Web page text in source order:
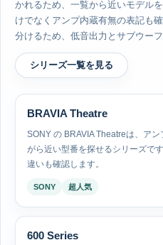
かれるため、一覧から近いモデル
けでなくアンプ内蔵有無の表記も
分けるため、低音出力とサブウー
シリーズ一覧を見る
BRAVIA Theatre
SONY の BRAVIA Theatreは、ア
がら近い型番を探せるシリーズで
違いも確認します。
SONY 超人気
600 Series